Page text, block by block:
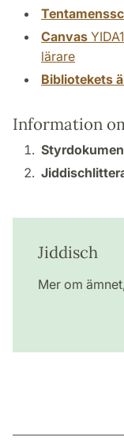
Canvas
lärare
Bibliotekets
Information
Jiddisch
Mer om